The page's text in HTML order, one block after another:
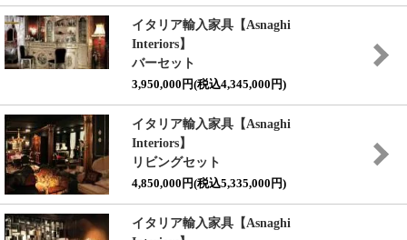
イタリア輸入家具【Asnaghi
Interiors】
バーセット
3,950,000円(税込4,345,000円)
イタリア輸入家具【Asnaghi
Interiors】
リビングセット
4,850,000円(税込5,335,000円)
イタリア輸入家具【Asnaghi